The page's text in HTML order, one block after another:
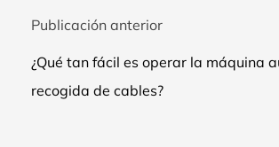
Publicación anterior
¿Qué tan fácil es operar la máquina
recogida de cables?